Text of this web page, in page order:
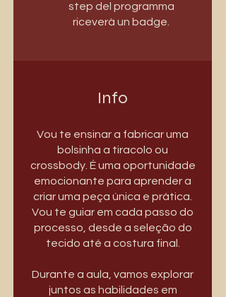
step del programma
riceverà un badge.
Info
Vou te ensinar a fabricar uma
bolsinha a tiracolo ou
crossbody. É uma oportunidade
emocionante para aprender a
criar uma peça única e prática.
Vou te guiar em cada passo do
processo, desde a seleção do
tecido até a costura final.
Durante a aula, vamos explorar
juntos as habilidades em